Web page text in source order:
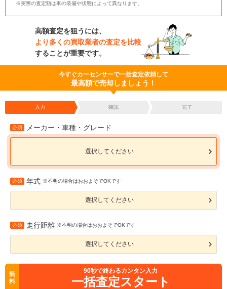
※実際の査定額は車の装備や状態によって異なります。
高額査定を狙うには、
より多くの買取業者の査定を比較
することが重要です。
今すぐカーセンサーで一括査定依頼して
最高額で売却しましょう！
入力 確認 完了
必須 メーカー・車種・グレード
選択してください
必須 年式 ※不明の場合はおおよそでOKです
選択してください
必須 走行距離 ※不明の場合はおおよそでOKです
選択してください
無
料
90秒で終わるカンタン入力
一括査定スタート